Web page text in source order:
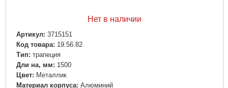
Нет в наличии
Артикул: 3715151
Код товара: 19.56.82
Tип: трапеция
Дли на, мм: 1500
Цвет: Металлик
Материал корпуса: Алюминий